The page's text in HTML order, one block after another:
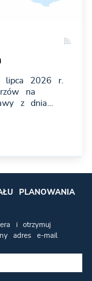
lipca 2026 r.
na
z dnia...
PLANOWANIA
i otrzymuj
adres e-mail